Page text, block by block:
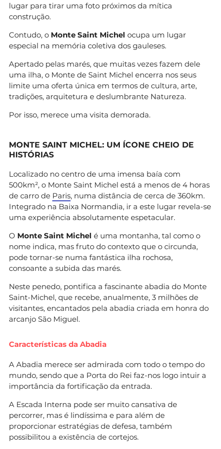
lugar para tirar uma foto próximos da mítica
construção.
Contudo, o Monte Saint Michel ocupa um lugar
especial na memória coletiva dos gauleses.
Apertado pelas marés, que muitas vezes fazem dele
uma ilha, o Monte de Saint Michel encerra nos seus
limite uma oferta única em termos de cultura, arte,
tradições, arquitetura e deslumbrante Natureza.
Por isso, merece uma visita demorada.
MONTE SAINT MICHEL: UM ÍCONE CHEIO DE
HISTÓRIAS
Localizado no centro de uma imensa baía com
500km², o Monte Saint Michel está a menos de 4 horas
de carro de Paris, numa distância de cerca de 360km.
Integrado na Baixa Normandia, ir a este lugar revela-se
uma experiência absolutamente espetacular.
O Monte Saint Michel é uma montanha, tal como o
nome indica, mas fruto do contexto que o circunda,
pode tornar-se numa fantástica ilha rochosa,
consoante a subida das marés.
Neste penedo, pontifica a fascinante abadia do Monte
Saint-Michel, que recebe, anualmente, 3 milhões de
visitantes, encantados pela abadia criada em honra do
arcanjo São Miguel.
Características da Abadia
A Abadia merece ser admirada com todo o tempo do
mundo, sendo que a Porta do Rei faz-nos logo intuir a
importância da fortificação da entrada.
A Escada Interna pode ser muito cansativa de
percorrer, mas é lindíssima e para além de
proporcionar estratégias de defesa, também
possibilitou a existência de cortejos.